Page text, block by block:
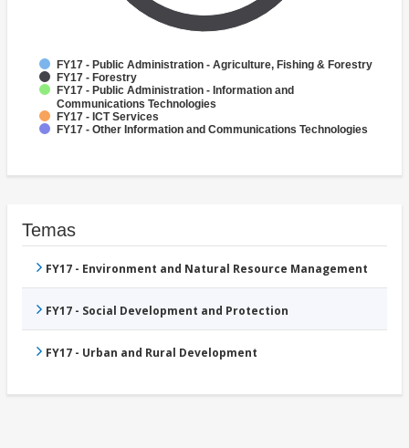
FY17 - Public Administration - Agriculture, Fishing & Forestry
FY17 - Forestry
FY17 - Public Administration - Information and
Communications Technologies
FY17 - ICT Services
FY17 - Other Information and Communications Technologies
Temas
FY17 - Environment and Natural Resource Management
FY17 - Social Development and Protection
FY17 - Urban and Rural Development